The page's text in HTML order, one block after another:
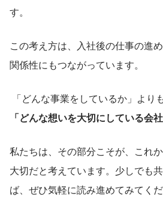
す。
この考え方は、入社後の仕事の進
関係性にもつながっています。
「どんな事業をしているか」よりも
「どんな想いを大切にしている会
私たちは、その部分こそが、これ
大切だと考えています。少しでも
ば、ぜひ気軽に読み進めてみてくだ